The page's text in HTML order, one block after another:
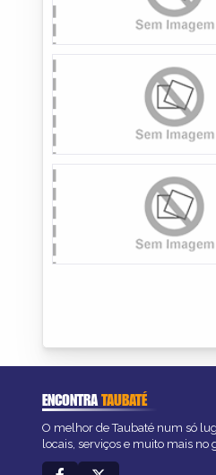
ENCONTRATAUBATÉ
O melhor de Taubaté num só
locais, serviços e muito mais no